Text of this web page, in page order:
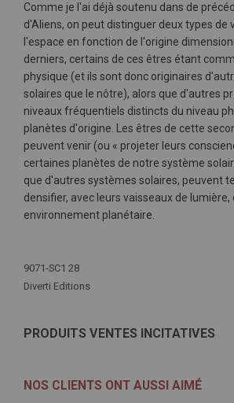
Comme je l'ai déjà soutenu dans de
d'Aliens, on peut distinguer deux types de
l'espace en fonction de l'origine
derniers, certains de ces êtres étant
physique (et ils sont donc originaires
solaires que le nôtre), alors que d'autres
niveaux fréquentiels distincts du niveau
planètes d'origine. Les êtres de cette
peuvent venir (ou « projeter leurs
certaines planètes de notre système
que d'autres systèmes solaires, peuvent
densifier, avec leurs vaisseaux de lumière,
environnement planétaire.
d'infos
9071-SC1 28
Diverti Editions
PRODUITS VENTES INCITATIVES
NOS CLIENTS ONT AUSSI AIMÉ